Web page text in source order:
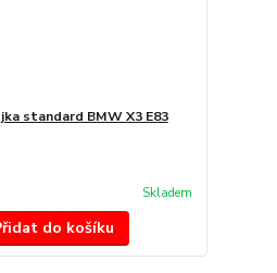
standard BMW X3 E83
Skladem
do košíku